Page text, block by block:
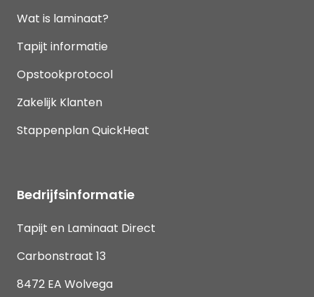
Wat is laminaat?
Tapijt informatie
Opstookprotocol
Zakelijk Klanten
Stappenplan QuickHeat
Bedrijfsinformatie
Tapijt en Laminaat Direct
Carbonstraat 13
8472 EA Wolvega